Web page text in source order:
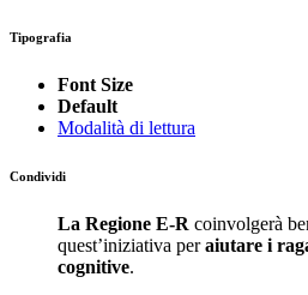
Tipografia
Font Size
Default
Modalità di lettura
Condividi
La Regione E-R coinvolgerà
quest’iniziativa peraiutare i
cognitive.